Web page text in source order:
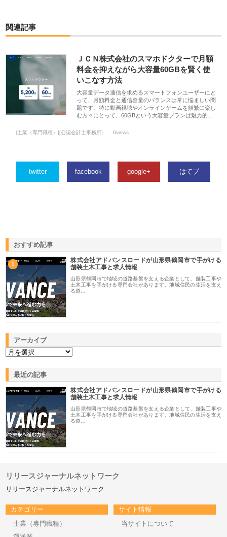
関連記事
ＪＣＮ株式会社のスマホドクターで月額
料金を抑えながら大容量60GBを賢く使
いこなす方法
大容量データ通信を求めるスマートフォンユーザーにと
って、月額料金と通信容量のバランスは常に悩ましい問
題です。特に動画視聴やオンラインゲームを頻繁に楽し
む方々にとって、60GBという大容量プランは魅力的…
[士業（専門職種）][公認会計士事務所] 0views
twitter facebook google+ はてブ
おすすめ記事
1
株式会社アドバンスロードが山形県鶴岡市で手がける
舗装土木工事と求人情報
山形県鶴岡市で地域の道路基盤を支える企業として、舗装工事や
土木工事を手がける専門会社があります。地域住民の生活を支え
る道…
アーカイブ
最近の記事
株式会社アドバンスロードが山形県鶴岡市で手がける
舗装土木工事と求人情報
山形県鶴岡市で地域の道路基盤を支える企業として、舗装工事や
土木工事を手がける専門会社があります。地域住民の生活を支え
る道…
リリースジャーナルネットワーク
リリースジャーナルネットワーク
カテゴリー
士業（専門職種）
サイト情報
当サイトについて